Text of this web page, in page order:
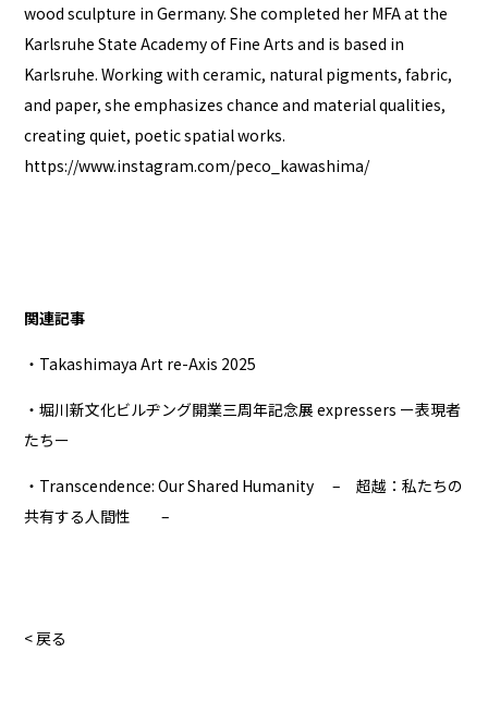
wood sculpture in Germany. She completed her MFA at the
Karlsruhe State Academy of Fine Arts and is based in
Karlsruhe. Working with ceramic, natural pigments, fabric,
and paper, she emphasizes chance and material qualities,
creating quiet, poetic spatial works.
https://www.instagram.com/peco_kawashima/
関連記事
・Takashimaya Art re-Axis 2025
・堀川新文化ビルヂング開業三周年記念展 expressers ー表現者
たちー
・Transcendence: Our Shared Humanity – 超越：私たちの
共有する人間性 –
< 戻る